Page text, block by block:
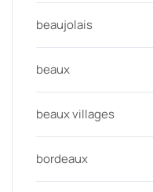
beaujolais
beaux
beaux villages
bordeaux